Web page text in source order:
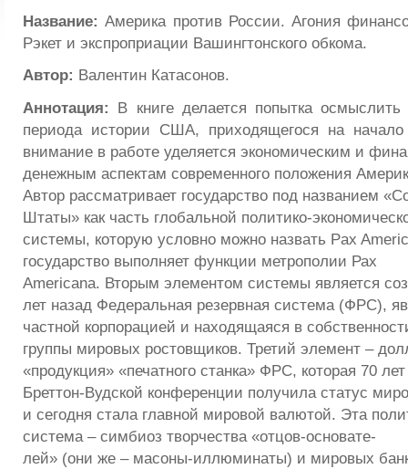
Название:Америка против России. Агония
Рэкет и экспроприации Вашингтонского обкома.
Автор: Валентин Катасонов.
Аннотация: В книге делается попытка осмыслить
периода истории США, приходящегося на
внимание в работе уделяется экономическим и
денежным аспектам современного положения
Автор рассматривает государство под названием
Штаты» как часть глобальной политико-
системы, которую условно можно назвать Pax
государство выполняет функции метрополии Рах
Americana. Вторым элементом системы является
лет назад Федеральная резервная система (ФРС),
частной корпорацией и находящаяся в
группы мировых ростовщиков. Третий элемент –
«продукция» «печатного станка» ФРС, которая 70
Бреттон-Вудской конференции получила статус
и сегодня стала главной мировой валютой. Эта
система – симбиоз творчества «отцов-основате-
лей» (они же – масоны-иллюминаты) и мировых